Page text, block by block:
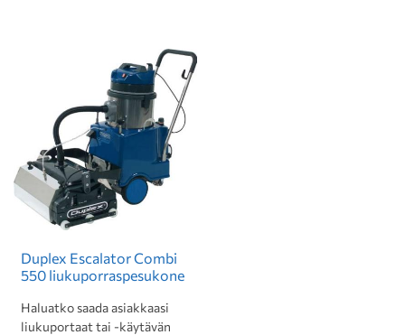
Duplex Escalator Combi
550 liukuporraspesukone
Haluatko saada asiakkaasi
liukuportaat tai -käytävän